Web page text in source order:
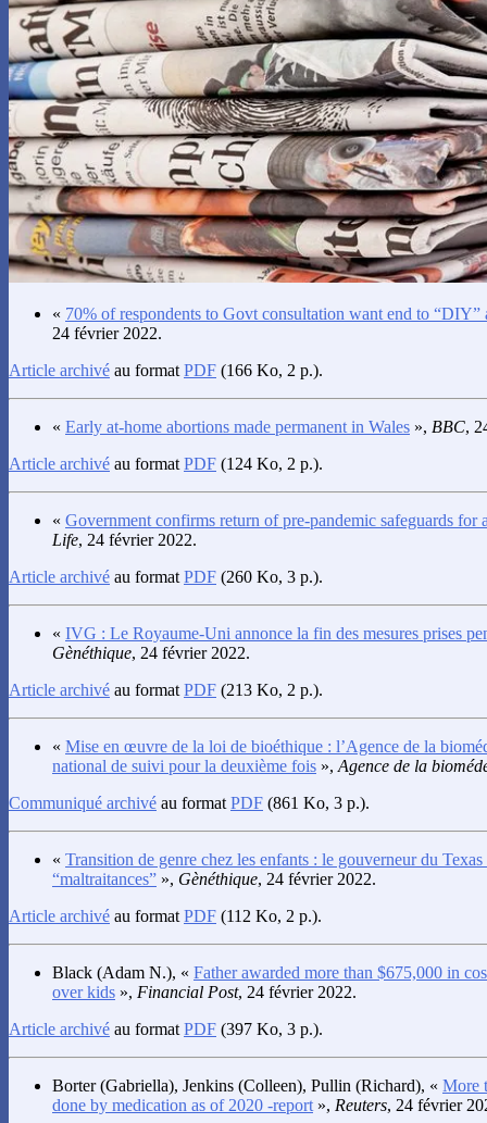
« 70% of respondents to Govt consultation want end to “DIY”
24 février 2022.
Article archivé au format PDF (166 Ko, 2 p.).
« Early at-home abortions made permanent in Wales », BBC,
Article archivé au format PDF (124 Ko, 2 p.).
« Government confirms return of pre-pandemic safeguards for
Life, 24 février 2022.
Article archivé au format PDF (260 Ko, 3 p.).
« IVG : Le Royaume-Uni annonce la fin des mesures prises
Gènéthique, 24 février 2022.
Article archivé au format PDF (213 Ko, 2 p.).
« Mise en œuvre de la loi de bioéthique : l’Agence de la
national de suivi pour la deuxième fois », Agence de la
Communiqué archivé au format PDF (861 Ko, 3 p.).
« Transition de genre chez les enfants : le gouverneur du Texas
“maltraitances” », Gènéthique, 24 février 2022.
Article archivé au format PDF (112 Ko, 2 p.).
Black (Adam N.), « Father awarded more than $675,000 in
over kids », Financial Post, 24 février 2022.
Article archivé au format PDF (397 Ko, 3 p.).
Borter(Gabriella), Jenkins (Colleen), Pullin (Richard), « More
done by medication as of 2020 -report », Reuters, 24 février